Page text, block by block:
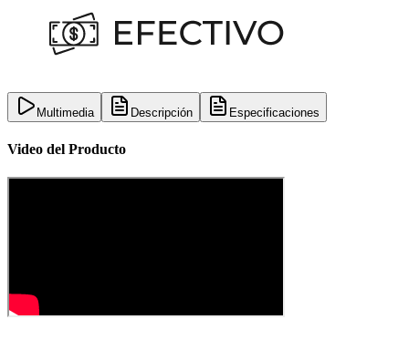
Multimedia Descripción Especificaciones
Video del Producto